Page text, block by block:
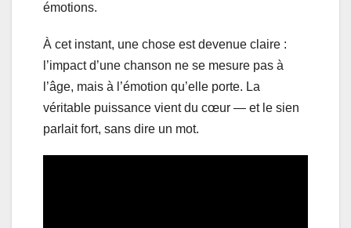
émotions.
À cet instant, une chose est devenue claire :
l’impact d’une chanson ne se mesure pas à
l’âge, mais à l’émotion qu’elle porte. La
véritable puissance vient du cœur — et le sien
parlait fort, sans dire un mot.